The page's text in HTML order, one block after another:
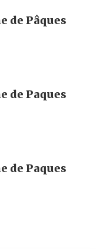
de Pâques
de Paques
de Paques